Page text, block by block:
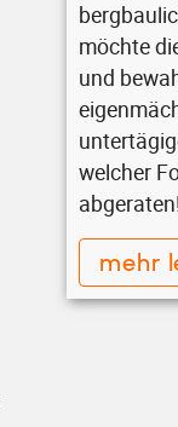
möchte
und
welcher
abgeraten!
mehr